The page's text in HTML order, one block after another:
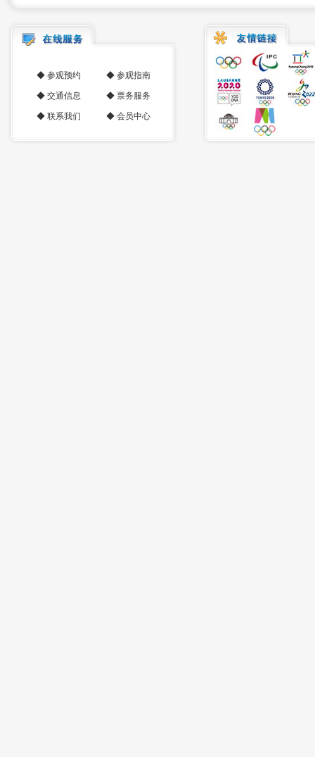
◆ 参观预约 ◆ 参观指南
◆ 交通信息 ◆ 票务服务
◆ 联系我们 ◆ 会员中心